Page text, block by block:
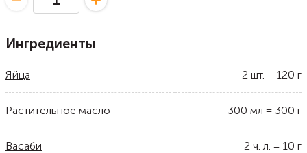
Ингредиенты
Яйца 2 шт. = 120 г
Растительное масло 300 мл = 300 г
Васаби 2 ч. л. = 10 г